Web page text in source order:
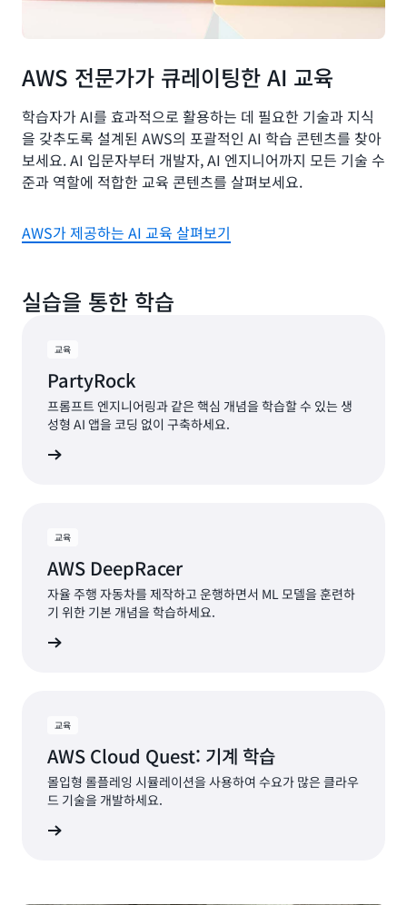
AWS 전문가가 큐레이팅한 AI 교육
학습자가 AI를 효과적으로 활용하는 데 필요한 기술과 지식
을 갖추도록 설계된 AWS의 포괄적인 AI 학습 콘텐츠를 찾아
보세요. AI 입문자부터 개발자, AI 엔지니어까지 모든 기술 수
준과 역할에 적합한 교육 콘텐츠를 살펴보세요.
AWS가 제공하는 AI 교육 살펴보기
실습을 통한 학습
교육
PartyRock
프롬프트 엔지니어링과 같은 핵심 개념을 학습할 수 있는 생
성형 AI 앱을 코딩 없이 구축하세요.
교육
AWS DeepRacer
자율 주행 자동차를 제작하고 운행하면서 ML 모델을 훈련하
기 위한 기본 개념을 학습하세요.
교육
AWS Cloud Quest: 기계 학습
몰입형 롤플레잉 시뮬레이션을 사용하여 수요가 많은 클라우
드 기술을 개발하세요.